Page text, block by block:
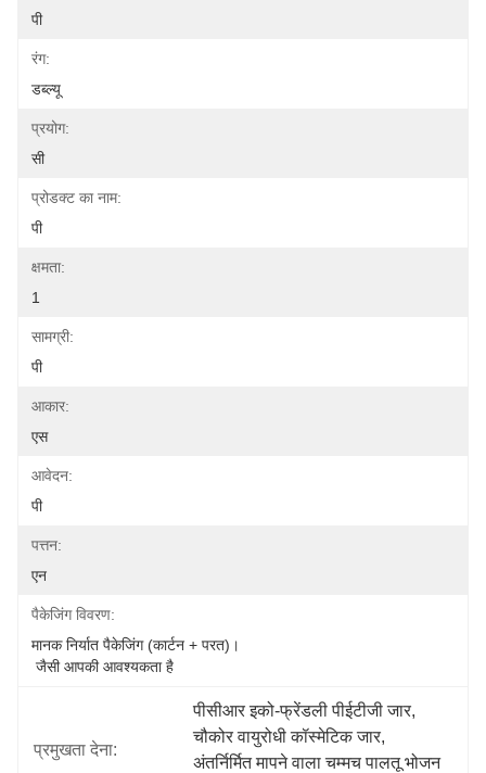
पी
रंग:
डब्ल्यू
प्रयोग:
सी
प्रोडक्ट का नाम:
पी
क्षमता:
1
सामग्री:
पी
आकार:
एस
आवेदन:
पी
पत्तन:
एन
पैकेजिंग विवरण:
मानक निर्यात पैकेजिंग (कार्टन + परत)।
जैसी आपकी आवश्यकता है
प्रमुखता देना:
पीसीआर इको-फ्रेंडली पीईटीजी जार,
चौकोर वायुरोधी कॉस्मेटिक जार,
अंतर्निर्मित मापने वाला चम्मच पालतू भोजन